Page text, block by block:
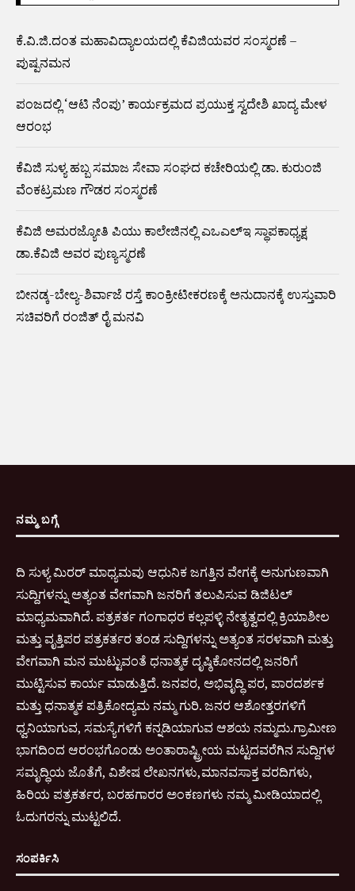
ಕೆ.ವಿ.ಜಿ.ದಂತ ಮಹಾವಿದ್ಯಾಲಯದಲ್ಲಿ ಕೆವಿಜಿಯವರ ಸಂಸ್ಮರಣೆ –
ಪುಷ್ಪನಮನ
ಪಂಜದಲ್ಲಿ ‘ಆಟಿ ನೆಂಪು’ ಕಾರ್ಯಕ್ರಮದ ಪ್ರಯುಕ್ತ ಸ್ವದೇಶಿ ಖಾದ್ಯ ಮೇಳ
ಆರಂಭ
ಕೆವಿಜಿ ಸುಳ್ಯ ಹಬ್ಬ ಸಮಾಜ ಸೇವಾ ಸಂಘದ ಕಚೇರಿಯಲ್ಲಿ ಡಾ. ಕುರುಂಜಿ
ವೆಂಕಟ್ರಮಣ ಗೌಡರ ಸಂಸ್ಮರಣೆ
ಕೆವಿಜಿ ಅಮರಜ್ಯೋತಿ ಪಿಯು ಕಾಲೇಜಿನಲ್ಲಿ ಎಒಎಲ್ಇ ಸ್ಥಾಪಕಾಧ್ಯಕ್ಷ
ಡಾ.ಕೆವಿಜಿ ಅವರ ಪುಣ್ಯಸ್ಮರಣೆ
ಬೀನಡ್ಕ-ಬೇಲ್ಯ-ಶಿರ್ವಾಜೆ ರಸ್ತೆ ಕಾಂಕ್ರೀಟೀಕರಣಕ್ಕೆ ಅನುದಾನಕ್ಕೆ ಉಸ್ತುವಾರಿ
ಸಚಿವರಿಗೆ ರಂಜಿತ್ ರೈ ಮನವಿ
ನಮ್ಮ ಬಗ್ಗೆ
ದಿ ಸುಳ್ಯ ಮಿರರ್ ಮಾಧ್ಯಮವು ಆಧುನಿಕ ಜಗತ್ತಿನ ವೇಗಕ್ಕೆ ಅನುಗುಣವಾಗಿ
ಸುದ್ದಿಗಳನ್ನು ಅತ್ಯಂತ ವೇಗವಾಗಿ ಜನರಿಗೆ ತಲುಪಿಸುವ ಡಿಜಿಟಲ್
ಮಾಧ್ಯಮವಾಗಿದೆ. ಪತ್ರಕರ್ತ ಗಂಗಾಧರ ಕಲ್ಲಪಳ್ಳಿ ನೇತೃತ್ವದಲ್ಲಿ ಕ್ರಿಯಾಶೀಲ
ಮತ್ತು ವೃತ್ತಿಪರ ಪತ್ರಕರ್ತರ ತಂಡ ಸುದ್ದಿಗಳನ್ನು ಅತ್ಯಂತ ಸರಳವಾಗಿ ಮತ್ತು
ವೇಗವಾಗಿ ಮನ ಮುಟ್ಟುವಂತೆ ಧನಾತ್ಮಕ ದೃಷ್ಠಿಕೋನದಲ್ಲಿ ಜನರಿಗೆ
ಮುಟ್ಟಿಸುವ ಕಾರ್ಯ ಮಾಡುತ್ತಿದೆ. ಜನಪರ, ಅಭಿವೃದ್ಧಿ ಪರ, ಪಾರದರ್ಶಕ
ಮತ್ತು ಧನಾತ್ಮಕ ಪತ್ರಿಕೋದ್ಯಮ ನಮ್ಮ ಗುರಿ. ಜನರ ಆಶೋತ್ತರಗಳಿಗೆ
ಧ್ವನಿಯಾಗುವ, ಸಮಸ್ಯೆಗಳಿಗೆ ಕನ್ನಡಿಯಾಗುವ ಆಶಯ ನಮ್ಮದು.ಗ್ರಾಮೀಣ
ಭಾಗದಿಂದ ಆರಂಭಗೊಂಡು ಅಂತಾರಾಷ್ಟ್ರೀಯ ಮಟ್ಟದವರೆಗಿನ ಸುದ್ದಿಗಳ
ಸಮೃದ್ಧಿಯ ಜೊತೆಗೆ, ವಿಶೇಷ ಲೇಖನಗಳು,ಮಾನವಸಾಕ್ತ ವರದಿಗಳು,
ಹಿರಿಯ ಪತ್ರಕರ್ತರ, ಬರಹಗಾರರ ಅಂಕಣಗಳು ನಮ್ಮ ಮೀಡಿಯಾದಲ್ಲಿ
ಓದುಗರನ್ನು ಮುಟ್ಟಲಿದೆ.
ಸಂಪರ್ಕಿಸಿ